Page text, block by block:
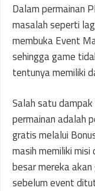
Dalam permainan
masalah seperti
membuka Event
sehingga game
tentunya memiliki
Salah satu
permainan adalah
gratis melalui
masih memiliki
besar mereka
sebelum event